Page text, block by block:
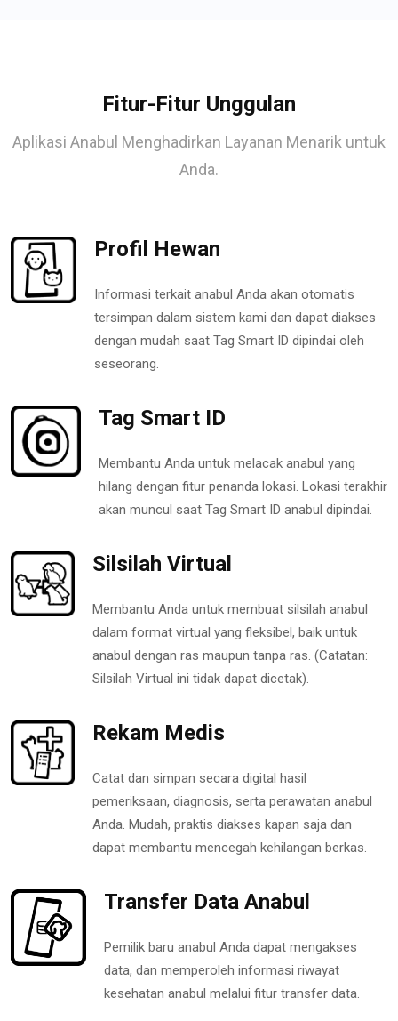
Fitur-Fitur Unggulan
Aplikasi Anabul Menghadirkan Layanan Menarik untuk
Anda.
Profil Hewan
Informasi terkait anabul Anda akan otomatis
tersimpan dalam sistem kami dan dapat diakses
dengan mudah saat Tag Smart ID dipindai oleh
seseorang.
Tag Smart ID
Membantu Anda untuk melacak anabul yang
hilang dengan fitur penanda lokasi. Lokasi terakhir
akan muncul saat Tag Smart ID anabul dipindai.
Silsilah Virtual
Membantu Anda untuk membuat silsilah anabul
dalam format virtual yang fleksibel, baik untuk
anabul dengan ras maupun tanpa ras. (Catatan:
Silsilah Virtual ini tidak dapat dicetak).
Rekam Medis
Catat dan simpan secara digital hasil
pemeriksaan, diagnosis, serta perawatan anabul
Anda. Mudah, praktis diakses kapan saja dan
dapat membantu mencegah kehilangan berkas.
Transfer Data Anabul
Pemilik baru anabul Anda dapat mengakses
data, dan memperoleh informasi riwayat
kesehatan anabul melalui fitur transfer data.